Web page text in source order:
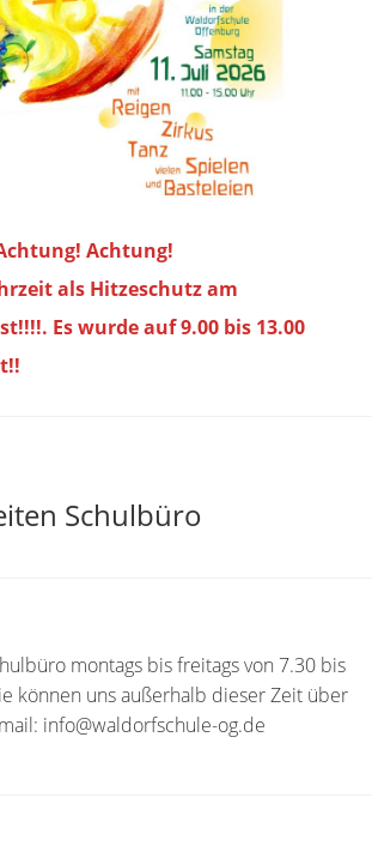
Achtung!
als Hitzeschutz am
Es wurde auf 9.00 bis 13.00
Schulbüro
montags bis freitags von 7.30 bis
können uns außerhalb dieser Zeit über
info@waldorfschule-og.de